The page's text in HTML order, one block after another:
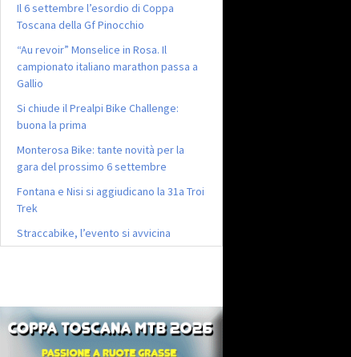
Il 6 settembre l’esordio di Coppa
Toscana della Gf Pinocchio
“Au revoir” Monselice in Rosa. Il
campionato italiano marathon passa a
Gallio
Si chiude il Prealpi Bike Challenge:
buona la prima
Monterosa Bike: tante novità per la
gara del prossimo 6 settembre
Fontana e Nisi si aggiudicano la 31a Troi
Trek
Straccabike, l’evento si avvicina